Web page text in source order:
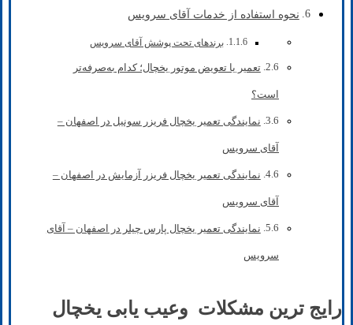
نحوه استفاده از خدمات آقای سرویس
برندهای تحت پوشش آقای سرویس
تعمیر یا تعویض موتور یخچال؛ کدام به‌صرفه‌تر
است؟
نمایندگی تعمیر یخچال فریزر سونیل در اصفهان –
آقای سرویس
نمایندگی تعمیر یخچال فریزر آزمایش در اصفهان –
آقای سرویس
نمایندگی تعمیر یخچال پارس چیلر در اصفهان – آقای
سرویس
رایج ترین مشکلات وعیب یابی یخچال